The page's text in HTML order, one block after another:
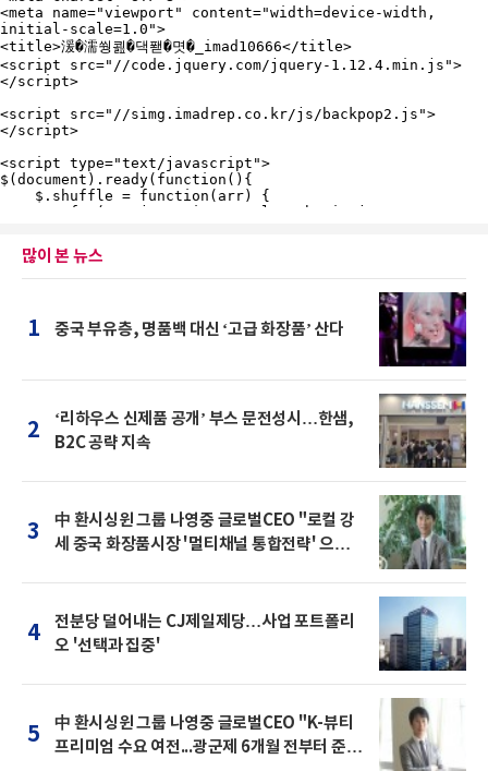
많이 본 뉴스
1 중국 부유층, 명품백 대신 ‘고급 화장품’ 산다
2
‘리하우스 신제품 공개’ 부스 문전성시…한샘,
B2C 공략 지속
3
中 환시싱윈 그룹 나영중 글로벌CEO "로컬 강
세 중국 화장품시장 '멀티채널 통합전략' 으로
4
전분당 덜어내는 CJ제일제당…사업 포트폴리
오 '선택과 집중'
5
中 환시싱윈 그룹 나영중 글로벌CEO "K-뷰티
프리미엄 수요 여전...광군제 6개월 전부터 준비